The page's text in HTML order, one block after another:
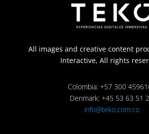
All images and creative content
Interactive, All rights
Colombia: +57 300
Denmark: +45 53 63 51
info@teko.com.co